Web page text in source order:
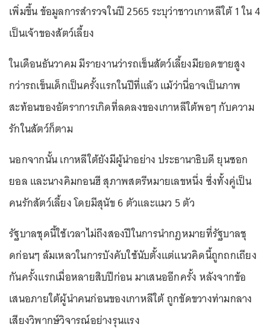
เพิ่มขึ้น ข้อมูลการสำรวจในปี 2565 ระบุว่าชาวเกาหลีใต้ 1 ใน 4
เป็นเจ้าของสัตว์เลี้ยง
ในเดือนธันวาคม มีรายงานว่ารถเข็นสัตว์เลี้ยงมียอดขายสูง
กว่ารถเข็นเด็กเป็นครั้งแรกในปีที่แล้ว แม้ว่านี่อาจเป็นภาพ
สะท้อนของอัตราการเกิดที่ลดลงของเกาหลีใต้พอๆ กับความ
รักในสัตว์ก็ตาม
นอกจากนั้น เกาหลีใต้ยังมีผู้นำอย่าง ประธานาธิบดี ยุนซอก
ยอล และนางคิมกอนฮี สุภาพสตรีหมายเลขหนึ่ง ซึ่งทั้งคู่เป็น
คนรักสัตว์เลี้ยง โดยมีสุนัข 6 ตัวและแมว 5 ตัว
รัฐบาลชุดนี้ใช้เวลาไม่ถึงสองปีในการนำกฎหมายที่รัฐบาลชุ
ดก่อนๆ ล้มเหลวในการบังคับใช้นับตั้งแต่แนวคิดนี้ถูกถกเถียง
กันครั้งแรกเมื่อหลายสิบปีก่อน มาเสนออีกครั้ง หลังจากข้อ
เสนอภายใต้ผู้นำคนก่อนของเกาหลีใต้ ถูกขัดขวางท่ามกลาง
เสียงวิพากษ์วิจารณ์อย่างรุนแรง